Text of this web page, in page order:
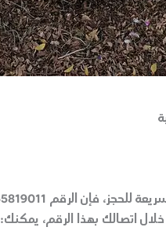
اتصالك بهذا الرقم، يمكنك: